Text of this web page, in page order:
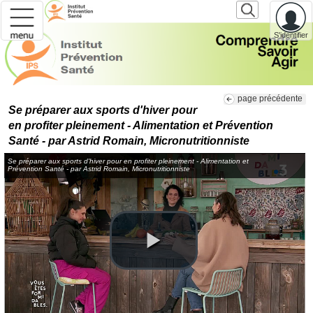
S'identifier
page précédente
Se préparer aux sports d'hiver pour
en profiter pleinement - Alimentation et Prévention
Santé - par Astrid Romain, Micronutritionniste
Se préparer aux sports d'hiver pour en profiter pleinement - Alimentation et
Prévention Santé - par Astrid Romain, Micronutritionniste